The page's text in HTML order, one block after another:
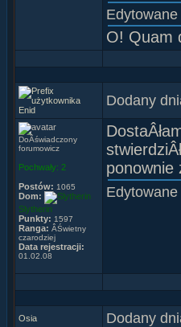
O! Quam
Enid
Dodany
DoÂświadczony
forumowicz
Pochwały: 2
Postów: 1065
Dom:
Slytherin
Punkty: 1597
Ranga: ÂŚwietny
czarodziej
Data rejestracji:
01.02.08
ponownie
Osia Dodany